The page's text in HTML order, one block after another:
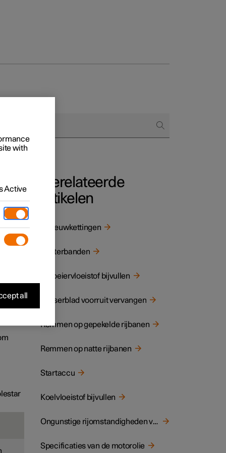
aard
te
te
Gerelateerde
artikelen
Sneeuwkettingen
Winterbanden
Sproeiervloeistof bijvullen
Wisserblad voorruit vervangen
Remmen op gepekelde rijbanen
Remmen op natte rijbanen
Startaccu
Koelvloeistof bijvullen
Ongunstige rijomstandigheden voor motorolie
Specificaties van de motorolie
with
Active
all